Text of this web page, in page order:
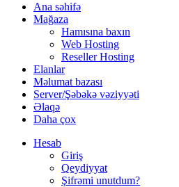
Ana səhifə
Mağaza
Hamısına baxın
Web Hosting
Reseller Hosting
Elanlar
Məlumat bazası
Server/Şəbəkə vəziyyəti
Əlaqə
Daha çox
Hesab
Giriş
Qeydiyyat
Şifrəmi unutdum?